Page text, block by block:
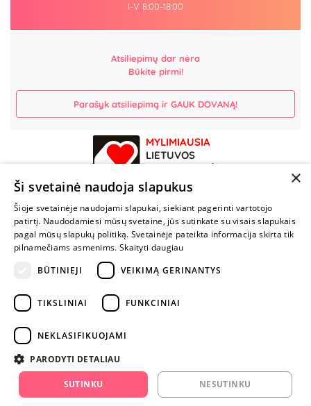
I-V 8:00-18:00
Atsiliepimų dar nėra
Būkite pirmi!
Parašyk atsiliepimą ir GAUK DOVANĄ!
MYLIMIAUSIA
LIETUVOS
PARDUOTUVĖ
NENUSTOK
ŽAISTI
+370 600 84088
info@fantazijos.lt
instagram.com/fantazijos.lt
Karjera
×
Ši svetainė naudoja slapukus
Šioje svetainėje naudojami slapukai, siekiant pagerinti vartotojo
patirtį. Naudodamiesi mūsų svetaine, jūs sutinkate su visais slapukais
pagal mūsų slapukų politiką. Svetainėje pateikta informacija skirta tik
pilnamečiams asmenims. Skaityti daugiau
BŪTINIEJI
VEIKIMĄ GERINANTYS
TIKSLINIAI FUNKCINIAI
NEKLASIFIKUOJAMI
PARODYTI DETALIAU
SUTINKU NESUTINKU